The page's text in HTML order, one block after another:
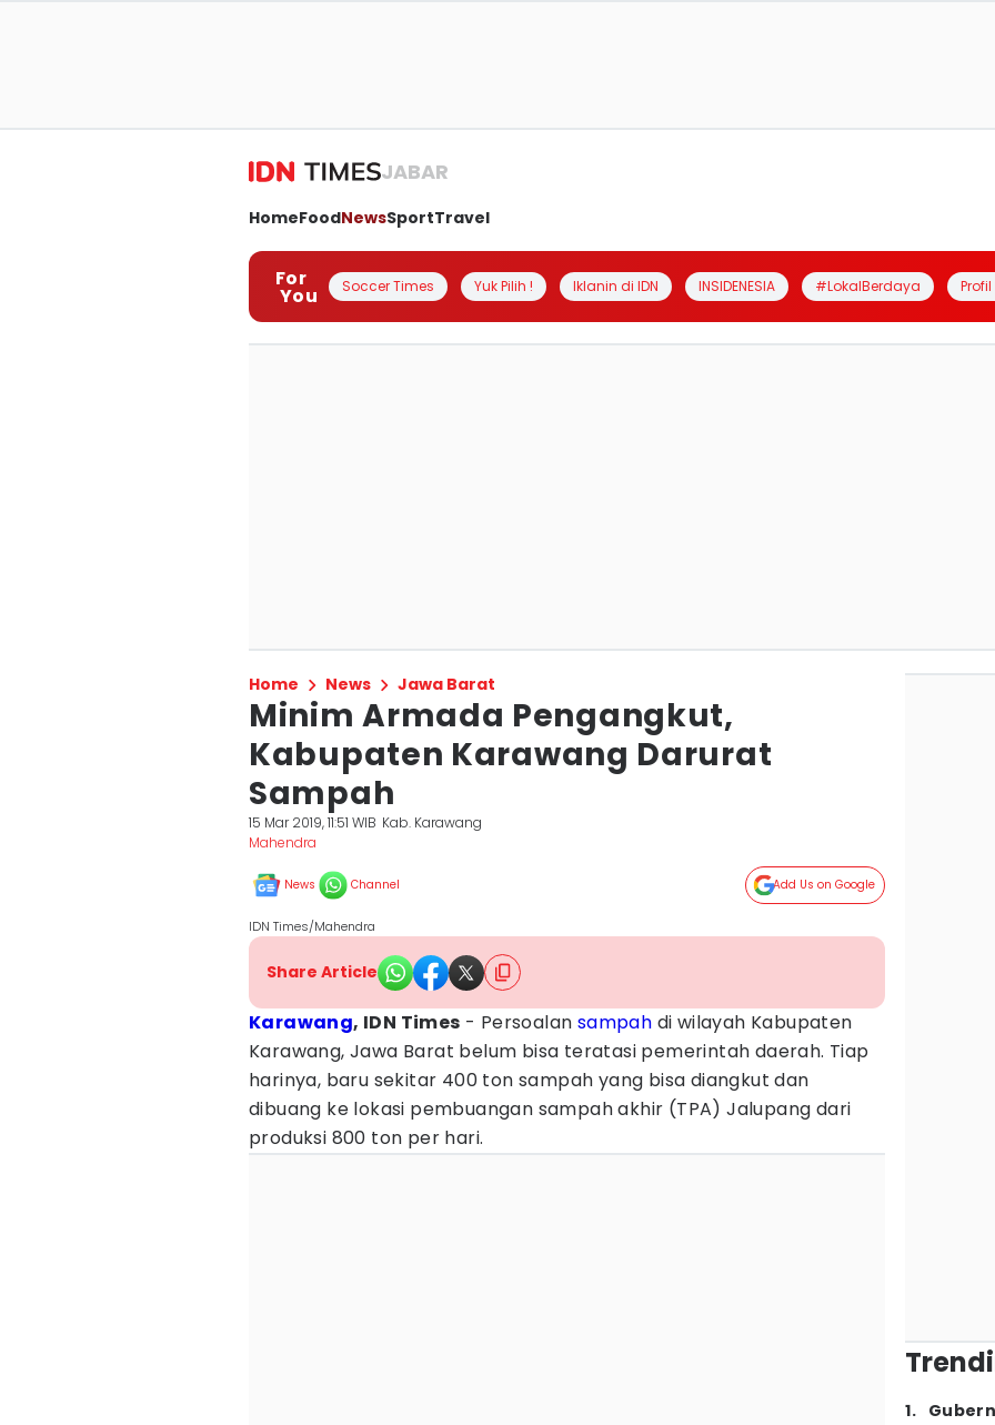
JABAR
HomeFoodNewsSportTravel
For
You Soccer Times Yuk Pilih ! Iklanin di IDN INSIDENESIA #LokalBerdaya
Home News Jawa Barat
Minim Armada Pengangkut,
Kabupaten Karawang Darurat
Sampah
15 Mar 2019, 11:51 WIB Kab. Karawang
Mahendra
News Channel Add Us on Google
IDN Times/Mahendra
Share Article
Karawang, IDN Times - Persoalan sampah di wilayah Kabupaten
Karawang, Jawa Barat belum bisa teratasi pemerintah daerah. Tiap
harinya, baru sekitar 400 ton sampah yang bisa diangkut dan
dibuang ke lokasi pembuangan sampah akhir (TPA) Jalupang dari
produksi 800 ton per hari.
1.